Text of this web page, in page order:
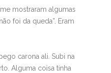
mostraram algumas
foi da queda”. Eram
carona ali. Subi na
Alguma coisa tinha